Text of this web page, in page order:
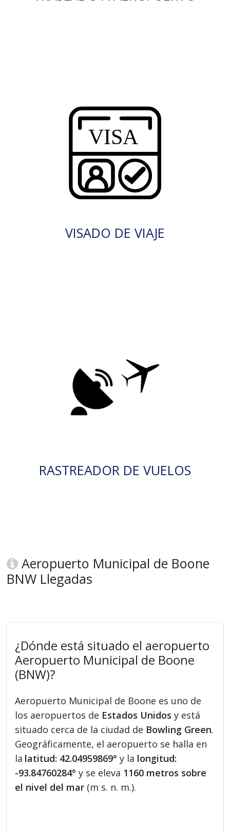
VISADO DE VIAJE
RASTREADOR DE VUELOS
Aeropuerto Municipal de Boone
BNW Llegadas
¿Dónde está situado el aeropuerto
Aeropuerto Municipal de Boone
(BNW)?
Aeropuerto Municipal de Boone es uno de
los aeropuertos de Estados Unidos y está
situado cerca de la ciudad de Bowling Green.
Geográficamente, el aeropuerto se halla en
la latitud: 42.04959869° y la longitud:
-93.84760284° y se eleva 1160 metros sobre
el nivel del mar (m s. n. m.).